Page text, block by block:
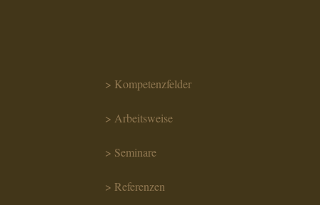
> Kompetenzfelder
> Arbeitsweise
> Seminare
> Referenzen